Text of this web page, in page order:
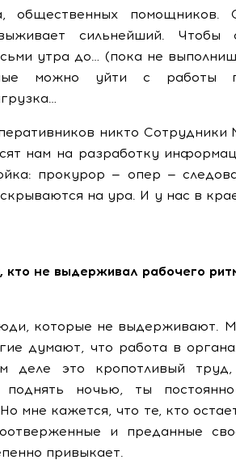
общественных
сильнейший. Чтобы
утра до… (пока не
можно уйти с работы
никто
нам на разработку
прокурор — опер —
на ура. И у нас в
кто не выдерживал рабочего
которые не выдерживают.
думают, что работа в
деле это кропотливый
поднять ночью, ты
мне кажется, что те, кто
и преданные
привыкает.